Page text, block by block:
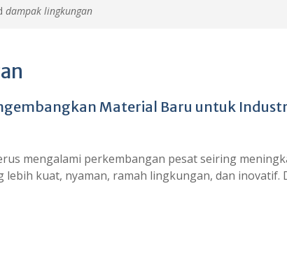
dampak lingkungan
Material Baru untuk
mengalami perkembangan pesat seiring
lebih kuat, nyaman, ramah lingkungan, dan inovatif.